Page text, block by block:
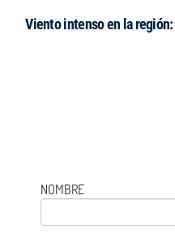
Viento intenso en la
NOMBRE